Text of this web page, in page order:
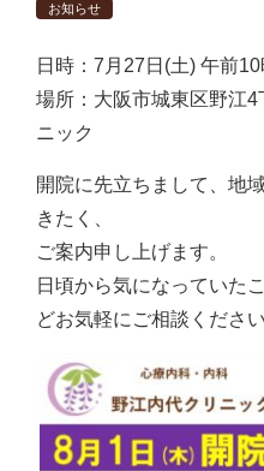
お知らせ
日時：7月27日(土) 午前
場所：大阪市城東区野江
ニック
開院に先立ちまして、地
きたく、
ご案内申し上げます。
日頃から気になっていた
どお気軽にご相談ください